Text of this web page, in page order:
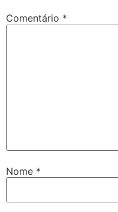
Comentário *
Nome *